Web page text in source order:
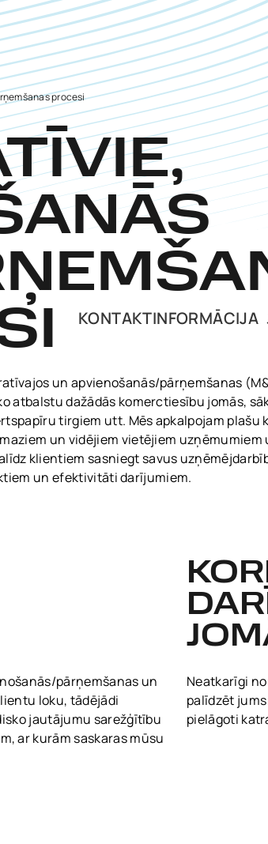
procesi
KONTAKTINFORMĀCIJA
un apvienošanās/pārņemšanas
atbalstu dažādās komerctiesību jomās,
tirgiem utt. Mēs apkalpojam plašu
un vidējiem vietējiem uzņēmumiem
klientiem sasniegt savus
un efektivitāti darījumiem.
pārņemšanas un
loku, tādējādi
jautājumu sarežģītību
ar kurām saskaras mūsu
Neatkarīgi
palīdzēt
pielāgoti